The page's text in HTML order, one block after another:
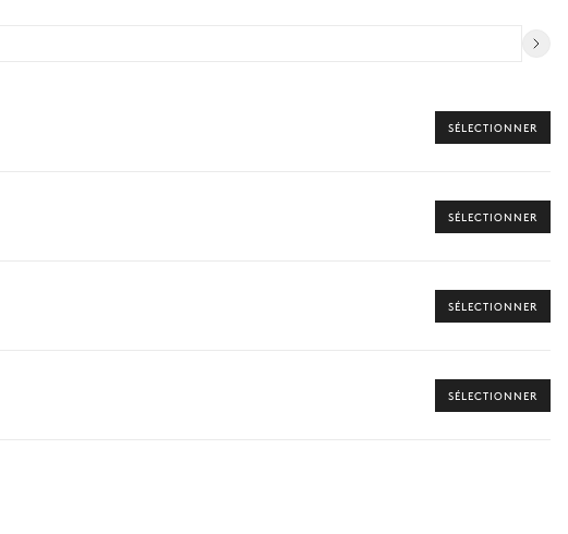
SÉLECTIONNER
SÉLECTIONNER
SÉLECTIONNER
SÉLECTIONNER